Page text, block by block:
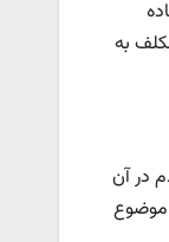
به
در آن
موضوع